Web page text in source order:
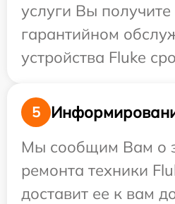
услуги Вы
гарантийном
устройства Fluke
5
Мы сообщим Вам о
ремонта техники
доставит ее к вам